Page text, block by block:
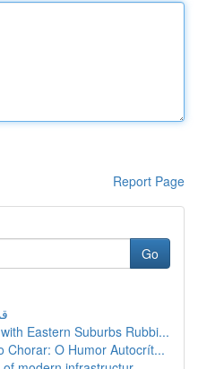
Report Page
Go
Eastern Suburbs Rubbi...
Chorar: O Humor Autocrít...